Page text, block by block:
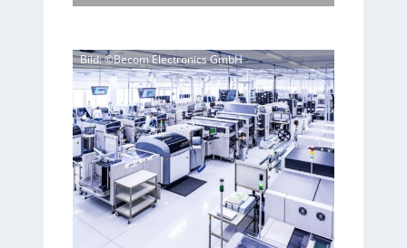
Bild: ©Becom Electronics GmbH